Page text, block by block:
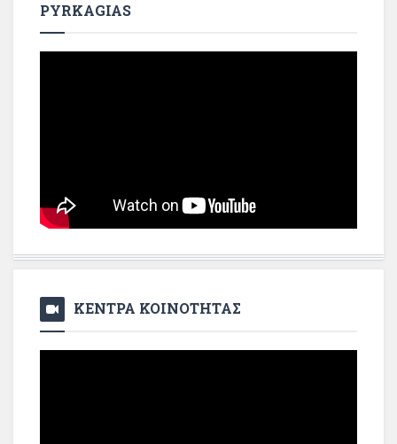
PYRKAGIAS
ΚΕΝΤΡΑ ΚΟΙΝΟΤΗΤΑΣ